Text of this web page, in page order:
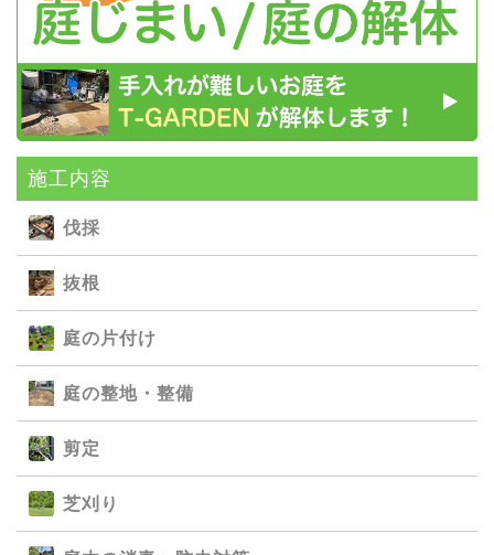
施⼯内容
伐採
抜根
庭の⽚付け
庭の整地・整備
剪定
芝刈り